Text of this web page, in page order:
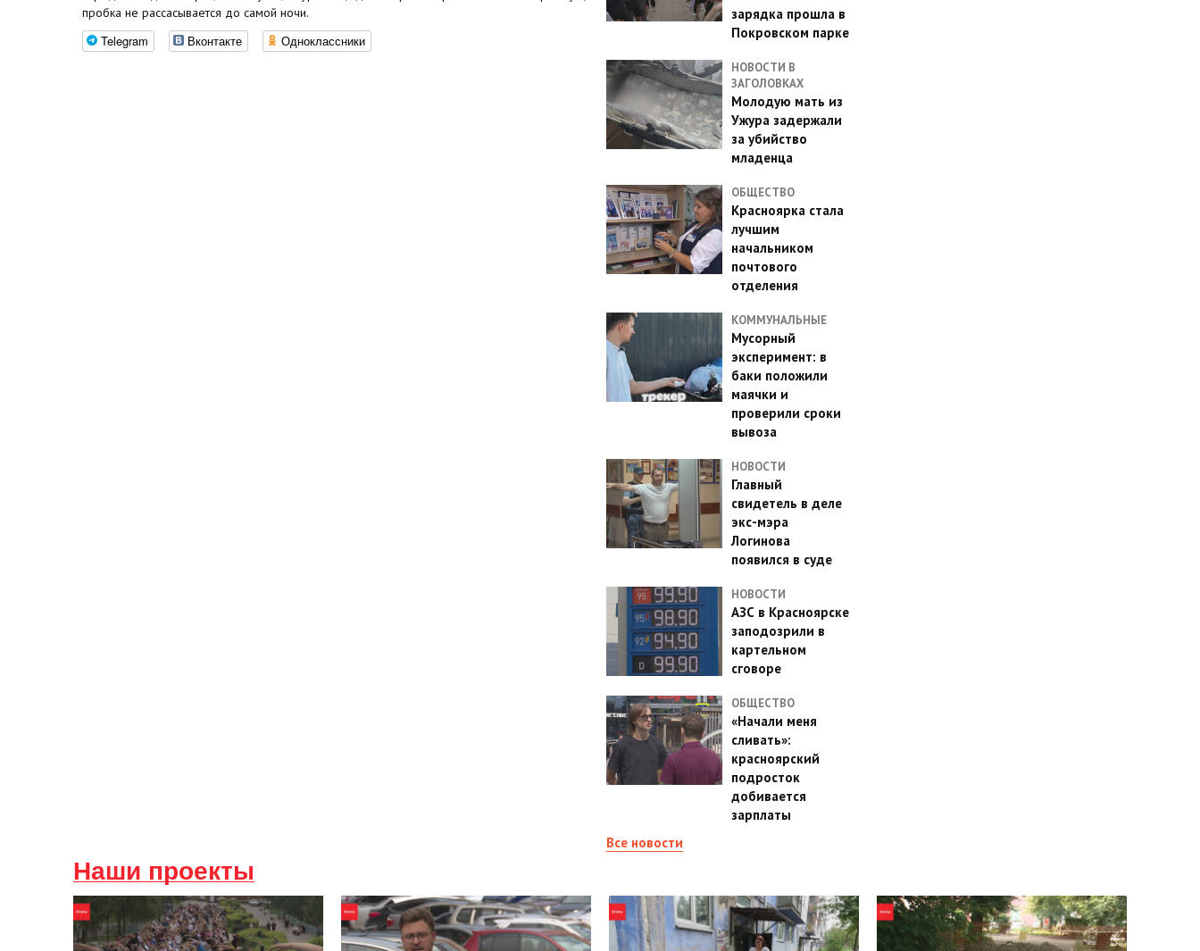
пробка не рассасывается до самой ночи.
Telegram Вконтакте Одноклассники
зарядка прошла в
Покровском парке
НОВОСТИ В
ЗАГОЛОВКАХ
Молодую мать из
Ужура задержали
за убийство
младенца
ОБЩЕСТВО
Красноярка стала
лучшим
начальником
почтового
отделения
КОММУНАЛЬНЫЕ
Мусорный
эксперимент: в
баки положили
маячки и
проверили сроки
вывоза
НОВОСТИ
Главный
свидетель в деле
экс-мэра
Логинова
появился в суде
НОВОСТИ
АЗС в Красноярске
заподозрили в
картельном
сговоре
ОБЩЕСТВО
«Начали меня
сливать»:
красноярский
подросток
добивается
зарплаты
Все новости
Наши проекты